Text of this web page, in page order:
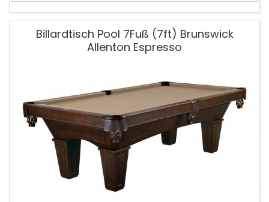
Billardtisch Pool 7Fuß (7ft) Brunswick
Allenton Espresso